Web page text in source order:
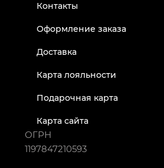
Контакты
Оформление заказа
Доставка
Карта лояльности
Подарочная карта
Карта сайта
ОГРН
1197847210593